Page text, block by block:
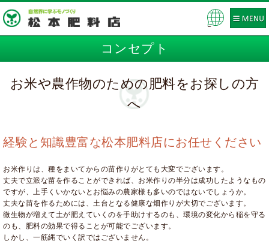
Pow
コンセプト
お米や農作物のための肥料をお探しの方
へ
経験と知識豊富な松本肥料店にお任せください
お米作りは、種をまいてからの苗作りがとても大変でございます。
丈夫で立派な苗を作ることができれば、お米作りの半分は成功したようなもの
ですが、上手くいかないとお悩みの農家様も多いのではないでしょうか。
丈夫な苗を作るためには、土台となる健康な畑作りが大切でございます。
微生物が増えて土が肥えていくのを手助けするのも、環境の変化から稲を守る
のも、肥料の効果で得ることが可能でございます。
しかし、一筋縄でいく訳ではございません。